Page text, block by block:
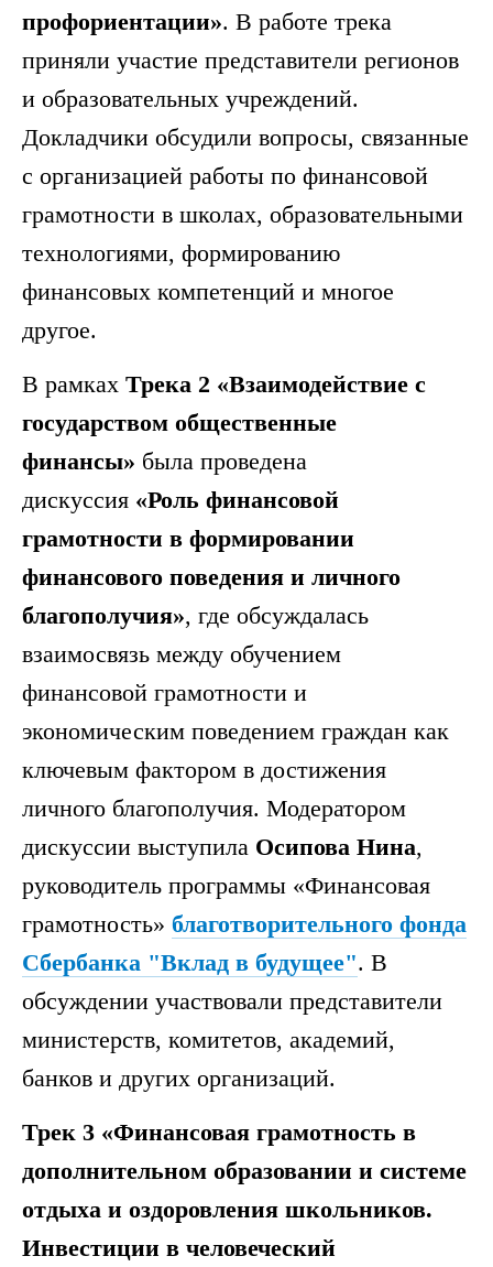
профориентации». В работе трека
приняли участие представители регионов
и образовательных учреждений.
Докладчики обсудили вопросы, связанные
с организацией работы по финансовой
грамотности в школах, образовательными
технологиями, формированию
финансовых компетенций и многое
другое.
В рамках Трека 2 «Взаимодействие с
государством общественные
финансы» была проведена
дискуссия «Роль финансовой
грамотности в формировании
финансового поведения и личного
благополучия», где обсуждалась
взаимосвязь между обучением
финансовой грамотности и
экономическим поведением граждан как
ключевым фактором в достижения
личного благополучия. Модератором
дискуссии выступила Осипова Нина,
руководитель программы «Финансовая
грамотность» благотворительного фонда
Сбербанка "Вклад в будущее". В
обсуждении участвовали представители
министерств, комитетов, академий,
банков и других организаций.
Трек 3 «Финансовая грамотность в
дополнительном образовании и системе
отдыха и оздоровления школьников.
Инвестиции в человеческий